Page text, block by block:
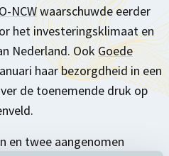
NCWwaarschuwde eerder
het investeringsklimaat en
Nederland. OokGoede
haar bezorgdheid in een
de toenemende druk op
en twee aangenomen